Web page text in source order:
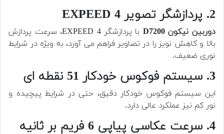
2. پردازشگر تصویر EXPEED 4
دوربین نیکون D7200
با پردازشگر EXPEED 4، سرعت پردازش
بالا و کاهش نویز را در تصاویر فراهم می آورد، به ویژه در شرایط
نوری ضعیف.
3. سیستم فوکوس خودکار 51 نقطه ای
این سیستم فوکوس خودکار دقیق، حتی در شرایط پیچیده و
نور کم نیز عملکرد عالی دارد.
4. سرعت عکاسی پیاپی 6 فریم بر ثانیه